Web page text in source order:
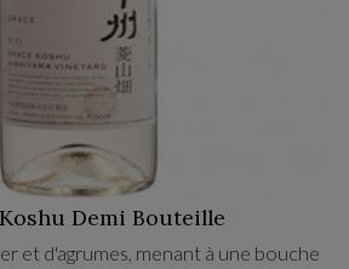
Demi Bouteille
et d'agrumes, menant à une bouche